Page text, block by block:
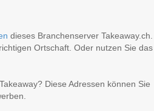
dieses Branchenserver Takeaway.ch.
Ortschaft. Oder nutzen Sie das
Diese Adressen können Sie